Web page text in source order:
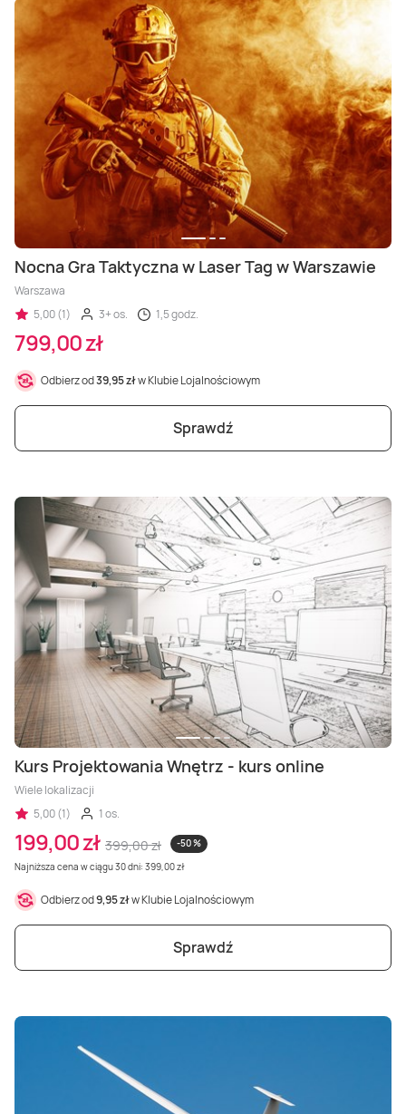
Nocna Gra Taktyczna w Laser Tag w Warszawie
Warszawa
5,00 (1)
3+ os. 1,5 godz.
799,00 zł
Odbierz od39,95 złw Klubie Lojalnościowym
Sprawdź
Kurs Projektowania Wnętrz - kurs online
Wiele lokalizacji
5,00 (1)
1 os.
199,00 zł 399,00 zł
-50 %
Najniższa cena w ciągu 30 dni: 399,00 zł
Odbierz od9,95 złw Klubie Lojalnościowym
Sprawdź